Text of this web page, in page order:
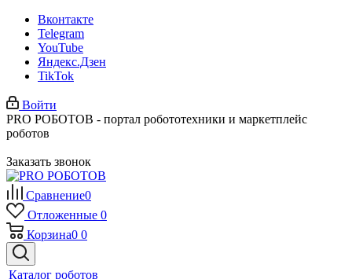
Вконтакте
Telegram
YouTube
Яндекс.Дзен
TikTok
Войти
PRO РОБОТОВ - портал робототехники и маркетплейс
роботов
Заказать звонок
Сравнение0
Отложенные 0
Корзина0 0
Каталог роботов